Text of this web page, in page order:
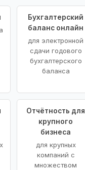
Бухгалтерский
баланс онлайн
для электронной
сдачи годового
бухгалтерского
баланса
Отчётность для
крупного
бизнеса
для крупных
компаний с
множеством